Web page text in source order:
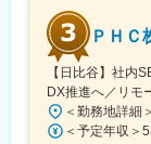
ＰＨＣ
【日比谷】社内
DX推進へ／リモ